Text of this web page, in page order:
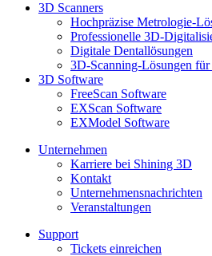
3D Scanners
Hochpräzise Metrologie-
Professionelle 3D-
Digitale Dentallösungen
3D-Scanning-Lösungen für
3D Software
FreeScan Software
EXScan Software
EXModel Software
Unternehmen
Karriere bei Shining 3D
Kontakt
Unternehmensnachrichten
Veranstaltungen
Support
Tickets einreichen